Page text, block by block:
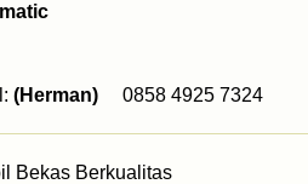
(Herman) 0858 4925 7324
Bekas Berkualitas